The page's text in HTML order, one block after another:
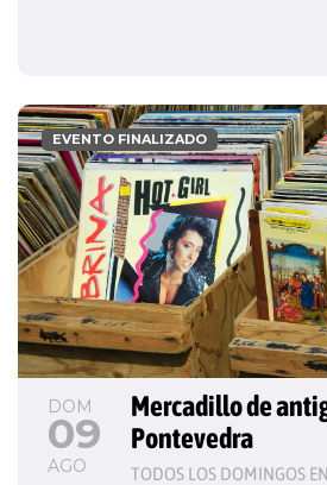
DOM
09
AGO
Mercadillo de
Pontevedra
TODOS LOS DOMINGOS
EVENTO FINALIZADO